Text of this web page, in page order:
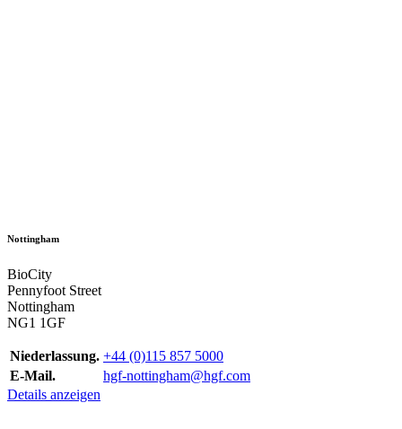
Nottingham
BioCity
Pennyfoot Street
Nottingham
NG1 1GF
Niederlassung. +44 (0)115 857 5000
E-Mail.
hgf-nottingham@hgf.com
Details anzeigen